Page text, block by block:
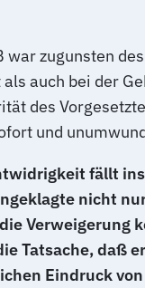
zugunsten
auch bei der
des
und
fällt
nicht
Tatsache, daß
Eindruck